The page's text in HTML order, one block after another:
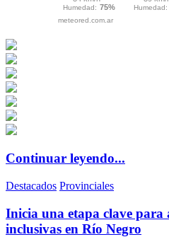
Continuar leyendo...
Destacados Provinciales
Inicia una etapa clave
inclusivas en Río Negro